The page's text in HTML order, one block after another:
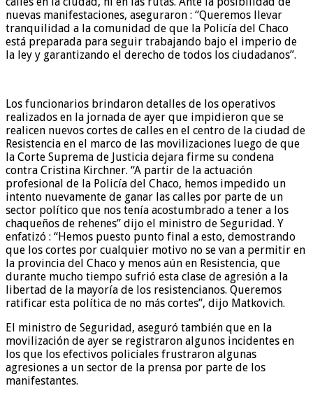
nuevas manifestaciones, aseguraron : “Queremos llevar
tranquilidad a la comunidad de que la Policía del Chaco
está preparada para seguir trabajando bajo el imperio de
la ley y garantizando el derecho de todos los ciudadanos”.
Los funcionarios brindaron detalles de los operativos
realizados en la jornada de ayer que impidieron que se
realicen nuevos cortes de calles en el centro de la ciudad de
Resistencia en el marco de las movilizaciones luego de que
la Corte Suprema de Justicia dejara firme su condena
contra Cristina Kirchner. “A partir de la actuación
profesional de la Policía del Chaco, hemos impedido un
intento nuevamente de ganar las calles por parte de un
sector político que nos tenía acostumbrado a tener a los
chaqueños de rehenes” dijo el ministro de Seguridad. Y
enfatizó : “Hemos puesto punto final a esto, demostrando
que los cortes por cualquier motivo no se van a permitir en
la provincia del Chaco y menos aún en Resistencia, que
durante mucho tiempo sufrió esta clase de agresión a la
libertad de la mayoría de los resistencianos. Queremos
ratificar esta política de no más cortes”, dijo Matkovich.
El ministro de Seguridad, aseguró también que en la
movilización de ayer se registraron algunos incidentes en
los que los efectivos policiales frustraron algunas
agresiones a un sector de la prensa por parte de los
manifestantes.